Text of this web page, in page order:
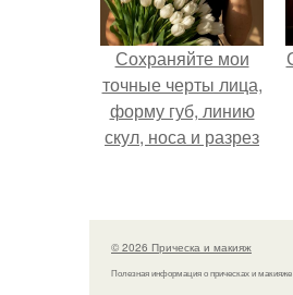
Сохраняйте мои
точные черты лица,
форму губ, линию
скул, носа и разрез
© 2026 Прическа и макияж
Полезная информация о прическах и